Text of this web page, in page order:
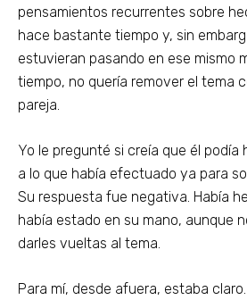
pensamientos recurrentes sobre
hace bastante tiempo y, sin
estuvieran pasando en ese mismo
tiempo, no quería remover el tema
pareja.
Yo le pregunté si creía que él podía
a lo que había efectuado ya para
Su respuesta fue negativa. Había
había estado en su mano, aunque
darles vueltas al tema.
Para mí, desde afuera, estaba claro.